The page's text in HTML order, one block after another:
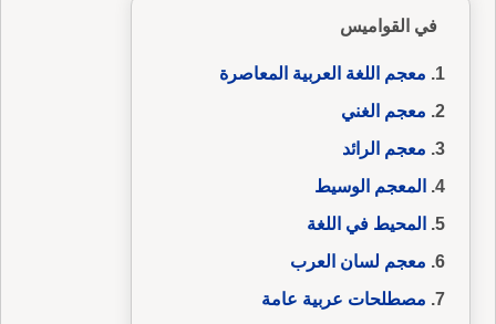
في القواميس
معجم اللغة العربية المعاصرة
معجم الغني
معجم الرائد
المعجم الوسيط
المحيط في اللغة
معجم لسان العرب
مصطلحات عربية عامة